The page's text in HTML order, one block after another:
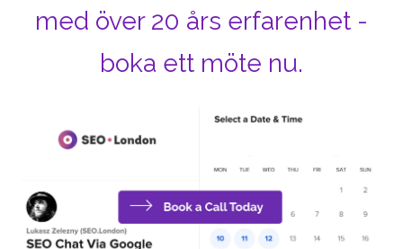
med över 20 års erfarenhet -
boka ett möte nu.